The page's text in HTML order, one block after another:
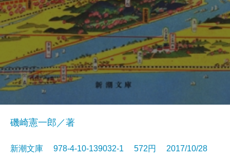
磯崎憲一郎／著
新潮文庫 978-4-10-139032-1 572円 2017/10/28